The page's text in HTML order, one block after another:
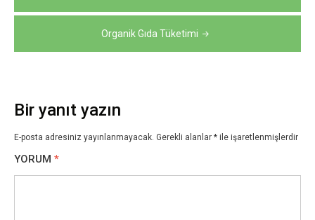
gezinmesi
Organik Gıda Tüketimi
Bir yanıt yazın
E-posta adresiniz yayınlanmayacak. Gerekli alanlar * ile işaretlenmişlerdir
YORUM *